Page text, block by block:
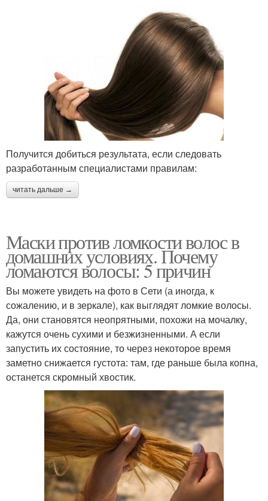
Получится добиться результата, если следовать
разработанным специалистами правилам:
читать дальше →
Маски против ломкости волос в
домашних условиях. Почему
ломаются волосы: 5 причин
Вы можете увидеть на фото в Сети (а иногда, к
сожалению, и в зеркале), как выглядят ломкие волосы.
Да, они становятся неопрятными, похожи на мочалку,
кажутся очень сухими и безжизненными. А если
запустить их состояние, то через некоторое время
заметно снижается густота: там, где раньше была копна,
останется скромный хвостик.